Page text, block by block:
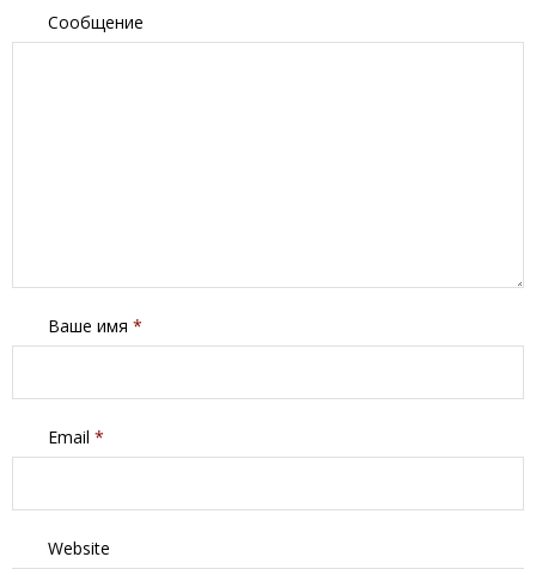
Сообщение
Ваше имя *
Email *
Website